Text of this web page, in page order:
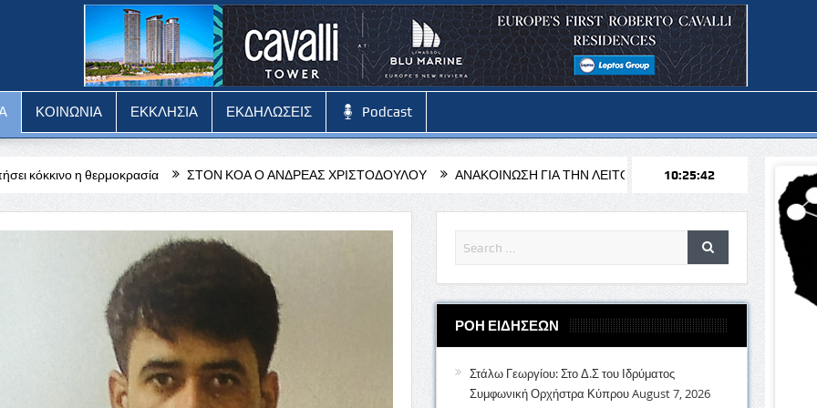
ΚΟΙΝΩΝΙΑ ΕΚΚΛΗΣΙΑ ΕΚΔΗΛΩΣΕΙΣ Podcast
ΣΤΟΝ ΚΟΑ Ο ΑΝΔΡΕΑΣ ΧΡΙΣΤΟΔΟΥΛΟΥ ΑΝΑΚΟΙΝΩΣΗ ΓΙΑ ΤΗΝ ΛΕΙΤΟΥΡΓΙΑ ΤΩΝ ΓΡΑΦΕΙΩΝ ΤΟΥ ΔΗΜΟΥ ΤΗΝ
10:25:44
ΡΟΗ ΕΙΔΗΣΕΩΝ
Στάλω Γεωργίου: Στο Δ.Σ του Ιδρύματος
Συμφωνική Ορχήστρα ΚύπρουAugust 7, 2026